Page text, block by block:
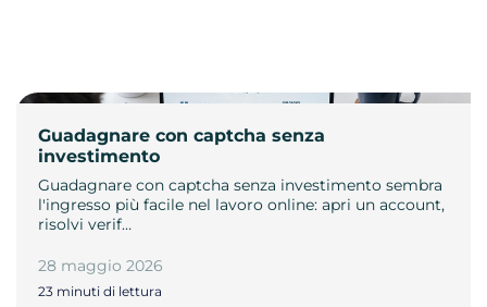
Guadagnare con captcha senza
investimento
Guadagnare con captcha senza investimento sembra
l'ingresso più facile nel lavoro online: apri un account,
risolvi verif…
28 maggio 2026
23 minuti di lettura